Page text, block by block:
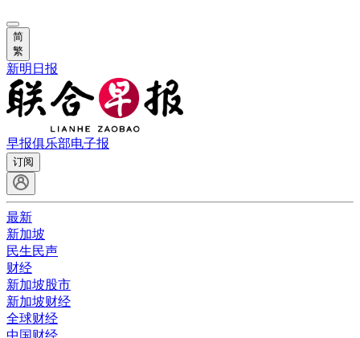
简
繁
新明日报
早报俱乐部电子报
订阅
最新
新加坡
民生民声
财经
新加坡股市
新加坡财经
全球财经
中国财经